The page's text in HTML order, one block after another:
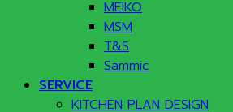
MEIKO
MSM
T&S
Sammic
SERVICE
KITCHEN PLAN DESIGN